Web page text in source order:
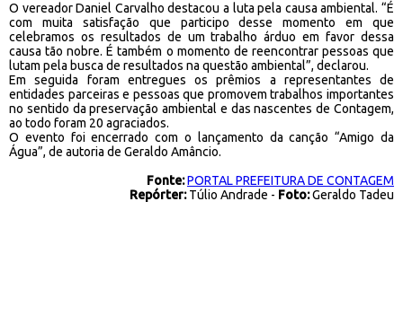
O vereador Daniel Carvalho destacou a luta pela causa ambiental. “É
com muita satisfação que participo desse momento em que
celebramos os resultados de um trabalho árduo em favor dessa
causa tão nobre. É também o momento de reencontrar pessoas que
lutam pela busca de resultados na questão ambiental”, declarou.
Em seguida foram entregues os prêmios a representantes de
entidades parceiras e pessoas que promovem trabalhos importantes
no sentido da preservação ambiental e das nascentes de Contagem,
ao todo foram 20 agraciados.
O evento foi encerrado com o lançamento da canção “Amigo da
Água”, de autoria de Geraldo Amâncio.
Fonte:PORTAL PREFEITURA DE CONTAGEM
Repórter:Túlio Andrade - Foto:Geraldo Tadeu